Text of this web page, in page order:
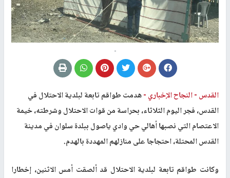
-
القدس -النجاح الإخباري -هدمت طواقم تابعة لبلدية الاحتلال في
القدس، فجر اليوم الثلاثاء، بحراسة من قوات الاحتلال وشرطته، خيمة
الاعتصام التي نصبها أهالي حي وادي ياصول ببلدة سلوان في مدينة
القدس المحتلة، احتجاجا على منازلهم المهددة بالهدم.
وكانت طواقم تابعة لبلدية الاحتلال قد ألصقت أمس الاثنين، إخطارا